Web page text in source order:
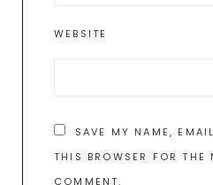
WEBSITE
SAVE MY NAME,
THIS BROWSER FOR THE
COMMENT.